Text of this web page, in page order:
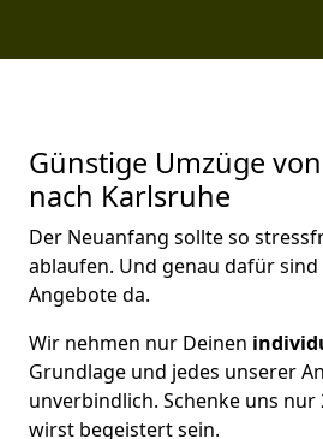
Günstige Umzüge
nach Karlsruhe
Der Neuanfang sollte so
ablaufen. Und genau dafür
Angebote da.
Wir nehmen nur Deinen
Grundlage und jedes unserer
unverbindlich. Schenke uns nur
wirst begeistert sein.